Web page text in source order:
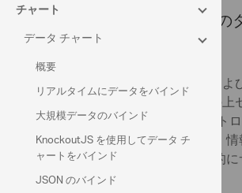
チャート
データ チャート
概要
リアルタイムにデータをバインド
大規模データのバインド
KnockoutJS を使用してデータ チ
ャートをバインド
JSON のバインド
データ チャート - チャート
ブタイトル
igChart コントロールのタイトルお
の機能は、igChart コントロールの
報を追加できます。チャート コント
またはサブタイトルを追加すると、
めにチャートのコンテンツが自動的
ます。